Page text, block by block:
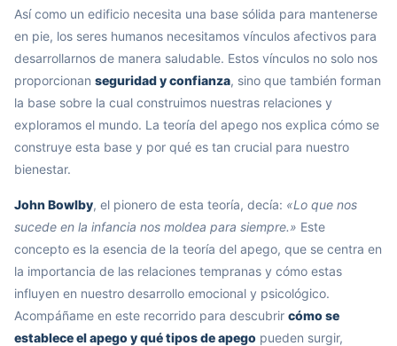
Así como un edificio necesita una base sólida para mantenerse
en pie, los seres humanos necesitamos vínculos afectivos para
desarrollarnos de manera saludable. Estos vínculos no solo nos
proporcionan seguridad y confianza, sino que también forman
la base sobre la cual construimos nuestras relaciones y
exploramos el mundo. La teoría del apego nos explica cómo se
construye esta base y por qué es tan crucial para nuestro
bienestar.
John Bowlby, el pionero de esta teoría, decía: «Lo que nos
sucede en la infancia nos moldea para siempre.» Este
concepto es la esencia de la teoría del apego, que se centra en
la importancia de las relaciones tempranas y cómo estas
influyen en nuestro desarrollo emocional y psicológico.
Acompáñame en este recorrido para descubrir cómo se
establece el apego y qué tipos de apego pueden surgir,